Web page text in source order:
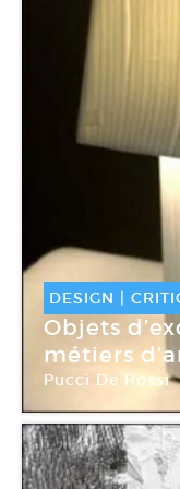
DESIGN
Objets
métiers
Pucci De Rossi
Galerie le